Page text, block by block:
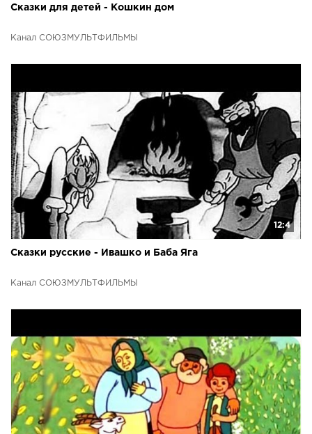
Сказки для детей - Кошкин дом
Канал СОЮЗМУЛЬТФИЛЬМЫ
12:4
Сказки русские - Ивашко и Баба Яга
Канал СОЮЗМУЛЬТФИЛЬМЫ